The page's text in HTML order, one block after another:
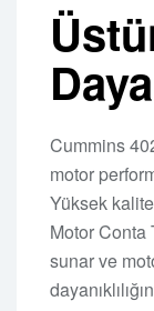
Cummins
motor
Yüksek
Motor Conta
sunar ve